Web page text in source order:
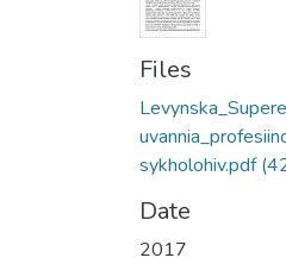
Files
sykholohiv.pdf
Date
2017